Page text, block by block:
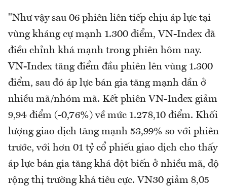
"Như vậy sau 06 phiên liên tiếp chịu áp lực tại
vùng kháng cự mạnh 1.300 điểm, VN-Index đã
điều chỉnh khá mạnh trong phiên hôm nay.
VN-Index tăng điểm đầu phiên lên vùng 1.300
điểm, sau đó áp lực bán gia tăng mạnh dần ở
nhiều mã/nhóm mã. Kết phiên VN-Index giảm
9,94 điểm (-0,76%) về mức 1.278,10 điểm. Khối
lượng giao dịch tăng mạnh 53,99% so với phiên
trước, với hơn 01 tỷ cổ phiếu giao dịch cho thấy
áp lực bán gia tăng khá đột biến ở nhiều mã, độ
rộng thị trường khá tiêu cực. VN30 giảm 8,05